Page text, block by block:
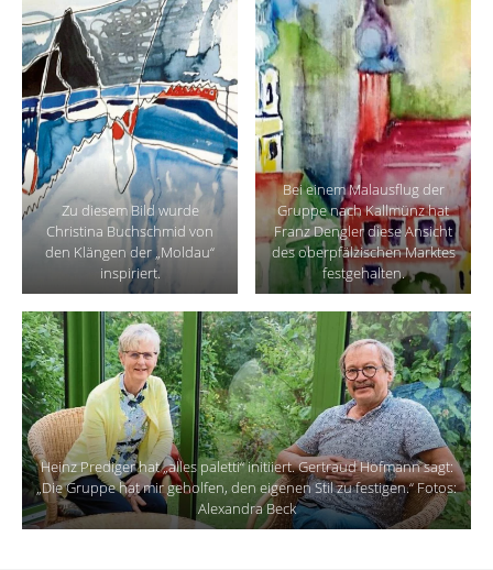
Zu diesem Bild wurde
Christina Buchschmid von
den Klängen der „Moldau“
inspiriert.
Bei einem Malausflug der
Gruppe nach Kallmünz hat
Franz Dengler diese Ansicht
des oberpfälzischen Marktes
festgehalten.
Heinz Prediger hat „alles paletti“ initiiert. Gertraud Hofmann sagt:
„Die Gruppe hat mir geholfen, den eigenen Stil zu festigen.“ Fotos:
Alexandra Beck